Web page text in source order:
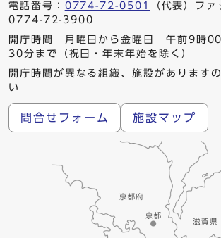
電話番号： 0774-72-0501
（代表）ファ
0774-72-3900
開庁時間 月曜日から金曜日 午前9時00
30分まで（祝日・年末年始を除く）
開庁時間が異なる組織、施設があります
い
問合せフォーム 施設マップ